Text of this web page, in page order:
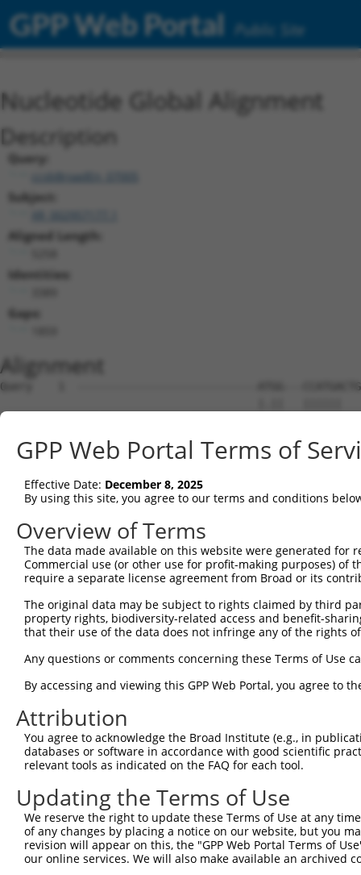
GPP Web Portal Public Site
Nucleotide Global Alignment
Description
Query:
ccsbBroadEn_07005
Subject:
Aligned Length:
Identities:
Gaps:
Alignment
Query    1  ----------------------------ATGG---CCATGACTGCCAACAAGAATTCC---------AGCA---  31
                                        |.||   ||||||    ||||..|    ||         ||||   
Sbjct    1  GCTGTGCGCGCGCCCGCCTAGCGAGGACAGGGTCTCCATGA----CAACCGG----CCTGGCCGGCTAGCAGTG  66

Query   32  ------TCAC----------------CCAC---------------GGAGCTGGTGGCA----------------  52
                  ||||                ||||               |||||| ||||.|                
Sbjct   67  CTCTGCTCACTTGGCTGCGAGGAGCGCCACGAAAGGTCAGAGGAAGGAGCT-GTGGGAAGCTCGCAGCAGGTAT  139

Query   53  -----CTAAAGC---------------CCCTCGG----------------------------------------  66
                 ||.||||               ||||.||                                        
Sbjct  140  CGGAGCTTAAGCCAGTGGATTTGGGGGCCCTGGGCTCCCTAGCCGGCTGCGGTGTGAGAATGGAGTGGGCAGGA  213

Query   67  -------GGGACTCTGAGCAGGTCTCAGTCAGTCTCTCCACCTCCAGTTCTCTCCCCACCAAGGAGTCCCATCT  133
                   ||||||.|   ||||||||||||||||||||||||||||||||||||||||||||||||||||||||
Sbjct  214  AAGCAGCGGGACTTT---CAGGTCTCAGTCAGTCTCTCCACCTCCAGTTCTCTCCCCACCAAGGAGTCCCATCT  284

Query  134  ACCCGCTCAGTGATAGTGAAACCTCAGCCTGCAGGTACCCCAGCCACTCCAGCTCCCGGGTGCTCCTCAAGGAC  207
            ||||||||||||||||||||||||||||||||||||||||||||||||||||||||||||||||||||||||||
Sbjct  285  ACCCGCTCAGTGATAGTGAAACCTCAGCCTGCAGGTACCCCAGCCACTCCAGCTCCCGGGTGCTCCTCAAGGAC  358

Query  208  CGGCACCCCCCAGCTCCTTCACCCCAGAATCCTCAAGATCCCTCCCCAGATACTTCCCCACCCACCTGTCCCTT  281
            ||||||||||||||||||||||||||||||||||||||||||||||||||||||||||||||||||||||||||
Sbjct  359  CGGCACCCCCCAGCTCCTTCACCCCAGAATCCTCAAGATCCCTCCCCAGATACTTCCCCACCCACCTGTCCCTT  432

Query  282  CAAGACCGCCAGCTTCGGTTATTTGGACAGAAGCCCTTCGGCGTGCAAGAGAGACGCCCAAAAGGAAAGTGTCC  355
            ||||||||||||||||||||||||||||||||||||||||||||||||||||||||||||||||||||||||||
Sbjct  433  CAAGACCGCCAGCTTCGGTTATTTGGACAGAAGCCCTTCGGCGTGCAAGAGAGACGCCCAAAAGGAAAGTGTCC  506

Query  356  AAGGCGCAGCCCAGGATGTAGCAGGGGTCGCTGCCTGCCTCCCCCTTGCCCAGAGCACGCCATTCCCGGGGCCA  429
            ||||||||||||||||||||||||||||||||||||||||||||||||||||||||||||||||||||||||||
Sbjct  507  AAGGCGCAGCCCAGGATGTAGCAGGGGTCGCTGCCTGCCTCCCCCTTGCCCAGAGCACGCCATTCCCGGGGCCA  580

Query  430  GCAGCTGGCCCCCGGGGCGTCTTGCTGACCCGTACCGGTACCCGCGCCCACAGCCTGGGCATCCGGGAGAAGAT  503
            ||||||||||||||||||||||||||||||||||||||||||||||||||||||||||||||||||||||||||
Sbjct  581  GCAGCTGGCCCCCGGGGCGTCTTGCTGACCCGTACCGGTACCCGCGCCCACAGCCTGGGCATCCGGGAGAAGAT  654

Query  504  ATCAGCATGGGAAGGTCGCCGAGAGGCGTCGCCCAGGATGAGCATGTGTGGAGAGAAGCGGGAGGGCTCTGGGA  577
            ||||||||||||||||||||||||||||||||||||||||||||||||||||||||||||||||||||||||||
Sbjct  655  ATCAGCATGGGAAGGTCGCCGAGAGGCGTCGCCCAGGATGAGCATGTGTGGAGAGAAGCGGGAGGGCTCTGGGA  728

Query  578  GCGAGTGGGCGGCCAGTGAGGGCTGCCCCAGCCTGGGCTGTCCCAGCGTGGTGCCGTCCCCCTGCAGCTCTGAA  651
            ||||||||||||||||||||||||||||||||||||||||||||||||||||||||||||||||||||||||||
Sbjct  729  GCGAGTGGGCGGCCAGTGAGGGCTGCCCCAGCCTGGGCTGTCCCAGCGTGGTGCCGTCCCCCTGCAGCTCTGAA  802

Query  652  AAGACCTTTGATTTCAAGGGCCTCCGGAGGATGAGCAGGACCTTCTCCGAGTGTTCCTACCCAGAGACTGAGGA  725
            ||||||||||||||||||||||||||||||||||||||||||||||||||||||||||||||||||||||||||
Sbjct  803  AAGACCTTTGATTTCAAGGGCCTCCGGAGGATGAGCAGGACCTTCTCCGAGTGTTCCTACCCAGAGACTGAGGA  876

Query  726  GGAGGGAGAGGCGCTCCCTGTCCGGGACTCTTTCTACCGGCTGGAGAAACGGCTGGGCCGGAGTGAGCCCAGCG  799
            ||||||||||||||||||||||||||||||||||||||||||||||||||||||||||||||||||||||||||
Sbjct  877  GGAGGGAGAGGCGCTCCCTGTCCGGGACTCTTTCTACCGGCTGGAGAAACGGCTGGGCCGGAGTGAGCCCAGCG  950

Query  800  CCTTCCTCAGGGGGCATGGCAGCAGGAAGGAGAGCTCAGCAGTGCTGAGCCGGATCCAGAAAATTGAACAGGTC  873
            ||||||||||||||||||||||||||||||||||||||||||||||||||||||||||||||||||||||||||
Sbjct  951  CCTTCCTCAGGGGGCATGGCAGCAGGAAGGAGAGCTCAGCAGTGCTGAGCCGGATCCAGAAAATTGAACAGGTC  1024

Query  874  CTGAAGGAGCAGCCGGGCCGGGGGCTCCCCCAGCTCCCCAGCAGCTGCTACAGCGTGGACCGGGGGAAAAGGAA  947
            ||||||||||||||||||||||||||||||||||||||||||||||||||||||||||||||||||||||||||
Sbjct 1025  CTGAAGGAGCAGCCGGGCCGGGGGCTCCCCCAGCTCCCCAGCAGCTGCTACAGCGTGGACCGGGGGAAAAGGAA  1098

Query  948  CACTGGAACCTTGGGCTCCTTGGAGGAGCCGGCAGGGGGCGCGAGTGTGAGCGCTGGCAGCCGGGCAGTCGGAG  1021
            .|||||||||||||||||||||||||||||||||||||||||||||||||||||||||||||||||||||||||
Sbjct 1099  GACTGGAACCTTGGGCTCCTTGGAGGAGCCGGCAGGGGGCGCGAGTGTGAGCGCTGGCAGCCGGGCAGTCGGAG  1172

Query 1022  TGGCTGGTGTTGCGGGGGAGGCGGGCCCACCCCCAGAGAGGGAAGGCAGTGGTTCCACTAAGCCCGGGACCCCT  1095
            ||||||||||||||||||||||||||||||||||||||||||||||||||||||||||||||||||||||||||
Sbjct 1173  TGGCTGGTGTTGCGGGGGAGGCGGGCCCACCCCCAGAGAGGGAAGGCAGTGGTTCCACTAAGCCCGGGACCCCT  1246

Query 1096  GGAAATAGCCCTAGCTCCCAGCGGCTGCCATCGAAGAGTTCCCTCGATCCCGCTGTGAACCCTGTCCCCAAACC  1169
            ||||||||||||||||||||||||||||||||||||||||||||||||||||||||||||||||||||||||||
Sbjct 1247  GGAAATAGCCCTAGCTCCCAGCGGCTGCCATCGAAGAGTTCCCTCGATCCCGCTGTGAACCCTGTCCCCAAACC  1320

Query 1170  CAAGCGCACCTTTGAATACGAGGCTGACAAGAACCCCAAGAGTAAGCCCAGTAATGGTCTACCTCCTTCACCCA  1243
            ||||||||||||||||||||||||||||||||||||||||||||||||||||||||||||||||||||||||||
Sbjct 1321  CAAGCGCACCTTTGAATACGAGGCTGACAAGAACCCCAAGAGTAAGCCCAGTAATGGTCTACCTCCTTCACCCA  1394

Query 1244  CACCTGCTGCTCCACCTCCCTTGCCCTCCACCCCAGCCCCGCCAGTCACCCGGAGACCCAAGAAGGACATGCGT  1317
            ||||||||||||||||||||||||||||||||||||||||||||||||||||||||||||||||||||||||||
Sbjct 1395  CACCTGCTGCTCCACCTCCCTTGCCCTCCACCCCAGCCCCGCCAGTCACCCGGAGACCCAAGAAGGACATGCGT  1468

Query 1318  GGTCACCGCAAGTCCCAGAGCAGAAAATCCTTTGAGTTTGAGGATGCATCCAGTCTCCAGTCCCTGTACCCCTC  1391
            ||||||||||||||||||||||||||||||||||||||||||||||||||||||||||||||||||||||||||
Sbjct 1469  GGTCACCGCAAGTCCCAGAGCAGAAAATCCTTTGAGTTTGAGGATGCATCCAGTCTCCAGTCCCTGTACCCCTC  1542

Query 1392  TTCTCCCACTGAGAATGGTACTGAGAACCAACCCAAGTTTGGATCCAAAAGCACTTTAGAAGAAAATGCCTATG  1465
            ||||||||||||||||||||||||||||||||||||||||||||||||||||||||||||||||||||||||||
Sbjct 1543  TTCTCCCACTGAGAATGGTACTGAGAACCAACCCAAGTTTGGATCCAAAAGCACTTTAGAAGAAAATGCCTATG  1616

Query 1466
GPP Web Portal Terms of
Effective Date: December 8, 2025
By using this site, you agree to our terms and conditions
Overview of Terms
The data made available on this website were generated
Commercial use (or other use for profit-making purposes) of
require a separate license agreement from Broad or its
The original data may be subject to rights claimed by third
property rights, biodiversity-related access and benefit-
that their use of the data does not infringe any of the rights
Any questions or comments concerning these Terms of Use
By accessing and viewing this GPP Web Portal, you agree to
Attribution
You agree to acknowledge the Broad Institute (e.g., in
databases or software in accordance with good scientific
relevant tools as indicated on the FAQ for each tool.
Updating the Terms of Use
We reserve the right to update these Terms of Use at any
of any changes by placing a notice on our website, but you
revision will appear on this, the "GPP Web Portal Terms of
our online services. We will also make available an archived